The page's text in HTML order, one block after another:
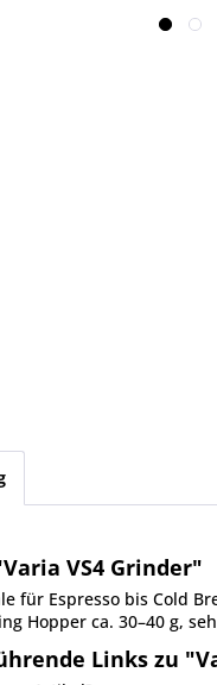
VS4 Grinder"
für Espresso bis Cold
Hopper ca. 30–40 g,
Links zu